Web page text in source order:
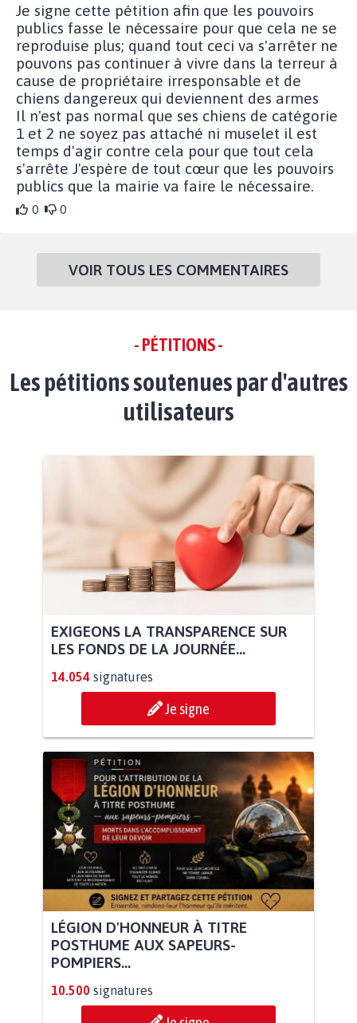
Je signe cette pétition afin que les pouvoirs
publics fasse le nécessaire pour que cela ne se
reproduise plus; quand tout ceci va s'arrêter ne
pouvons pas continuer à vivre dans la terreur à
cause de propriétaire irresponsable et de
chiens dangereux qui deviennent des armes
Il n'est pas normal que ses chiens de catégorie
1 et 2 ne soyez pas attaché ni muselet il est
temps d'agir contre cela pour que tout cela
s'arrête J'espère de tout cœur que les pouvoirs
publics que la mairie va faire le nécessaire.
0 0
VOIR TOUS LES COMMENTAIRES
- PÉTITIONS -
Les pétitions soutenues par d'autres
utilisateurs
EXIGEONS LA TRANSPARENCE SUR
LES FONDS DE LA JOURNÉE...
14.054 signatures
Je signe
LÉGION D'HONNEUR À TITRE
POSTHUME AUX SAPEURS-
POMPIERS...
10.500 signatures